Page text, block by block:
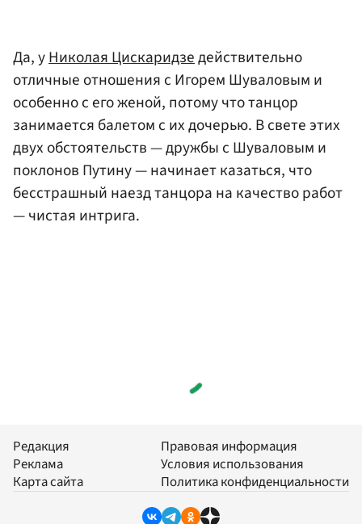
Да, уНиколая Цискаридзедействительно
отличные отношения с Игорем Шуваловым и
особенно с его женой, потому что танцор
занимается балетом с их дочерью. В свете этих
двух обстоятельств — дружбы с Шуваловым и
поклонов Путину — начинает казаться, что
бесстрашный наезд танцора на качество работ
— чистая интрига.
Редакция
Реклама
Карта сайта
Правовая информация
Условия использования
Политика конфиденциальности